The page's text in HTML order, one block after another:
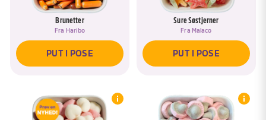
Brunetter
Fra Haribo
PUT I POSE
Sure Søstjerner
Fra Malaco
PUT I POSE